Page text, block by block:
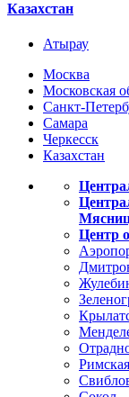
Казахстан
Атырау
Москва
Московская
Санкт-
Самара
Черкесск
Казахстан
Центр